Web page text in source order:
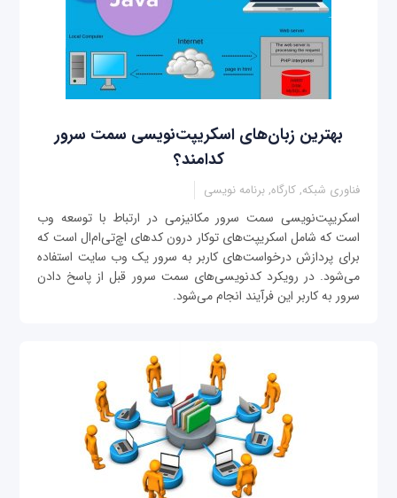
بهترین زبان‌های اسکریپت‌نویسی سمت سرور
کدامند؟
فناوری شبکه, کارگاه, برنامه نویسی
اسکریپت‌نویسی سمت سرور مکانیزمی در ارتباط با توسعه وب
است که شامل اسکریپت‌های توکار درون کدهای اچ‌تی‌ام‌ال است که
برای پردازش درخواست‌های کاربر به سرور یک وب سایت استفاده
می‌شود. در رویکرد کدنویسی‌های سمت سرور قبل از پاسخ دادن
سرور به کاربر این فرآیند انجام می‌شود.